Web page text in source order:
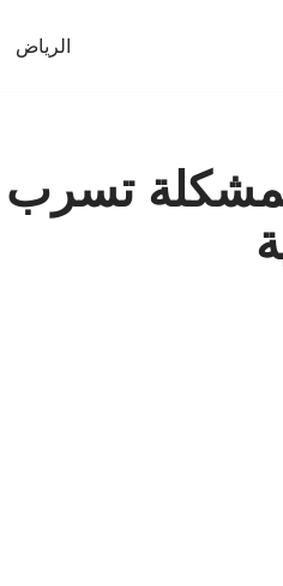
الرياض
لمشكلة تسرب